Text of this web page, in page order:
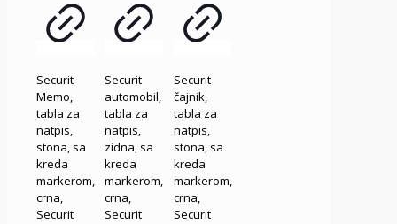
Securit
Memo,
tabla za
natpis,
stona, sa
kreda
markerom,
crna,
Securit
Securit
automobil,
tabla za
natpis,
zidna, sa
kreda
markerom,
crna,
Securit
Securit
čajnik,
tabla za
natpis,
stona, sa
kreda
markerom,
crna,
Securit